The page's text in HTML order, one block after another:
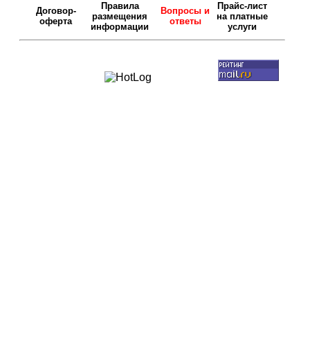
Договор-
оферта
Правила
размещения
информации
Вопросы и
ответы
Прайс-лист
на платные
услуги